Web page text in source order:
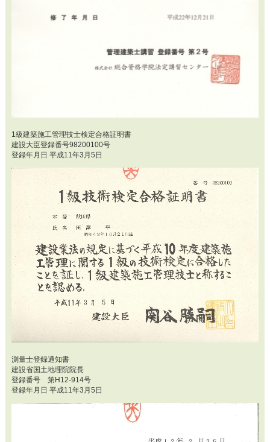
1級建築施工管理技士検定合格証明書
建設大臣登録番号98200100号
登録年月日 平成11年3月5日
測量士登録通知書
建設省国土地理院院長
登録番号 第H12-914号
登録年月日 平成11年3月5日